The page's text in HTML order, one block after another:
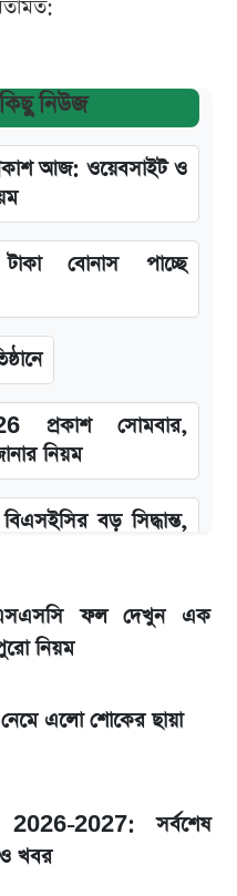
নিউজ
আজ: ওয়েবসাইট ও
বোনাস পাচ্ছে
সোমবার,
নিয়ম
বড় সিদ্ধান্ত,
লেনদেনের
নজরে জেনে নিন
নতুন এসএমএস
এসএসসি ফল দেখুন এক
নিয়ম
এলো শোকের ছায়া
2027: সর্বশেষ
ও খবর